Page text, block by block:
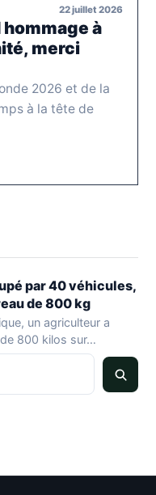
22 juillet 2026
à
merci
2026 et de la
à la tête de
par 40 véhicules,
de 800 kg
un agriculteur a
800 kilos sur…